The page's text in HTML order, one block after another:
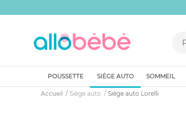
POUSSETTE SIÈGE AUTO SOMMEIL
Accueil Siège auto Siège auto Lorelli